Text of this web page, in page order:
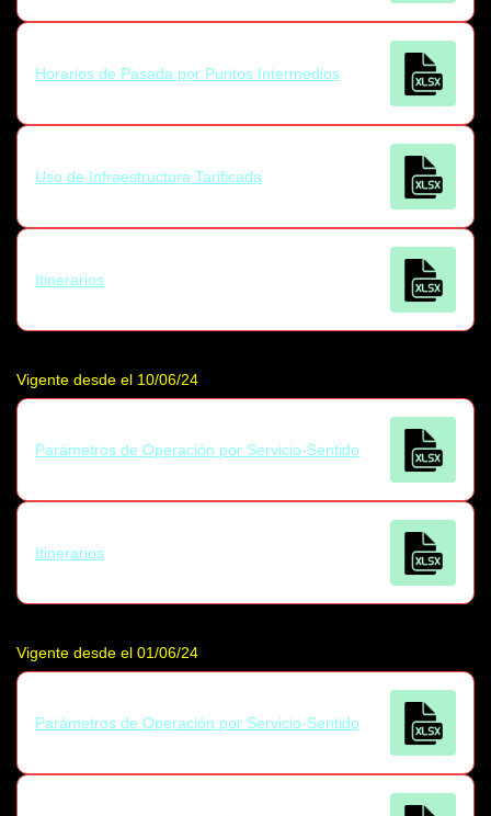
Horarios de Pasada por Puntos Intermedios
Uso de Infraestructura Tarificada
Itinerarios
Vigente desde el 10/06/24
Parámetros de Operación por Servicio-Sentido
Itinerarios
Vigente desde el 01/06/24
Parámetros de Operación por Servicio-Sentido